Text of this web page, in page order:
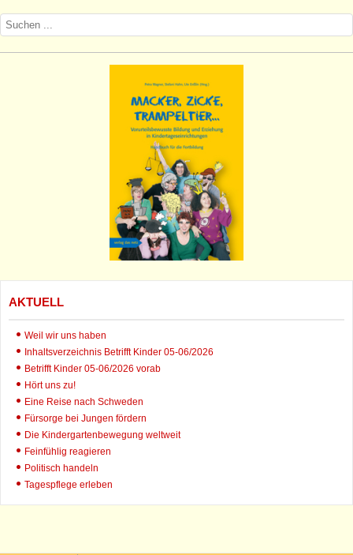
AKTUELL
Weil wir uns haben
Inhaltsverzeichnis Betrifft Kinder 05-06/2026
Betrifft Kinder 05-06/2026 vorab
Hört uns zu!
Eine Reise nach Schweden
Fürsorge bei Jungen fördern
Die Kindergartenbewegung weltweit
Feinfühlig reagieren
Politisch handeln
Tagespflege erleben